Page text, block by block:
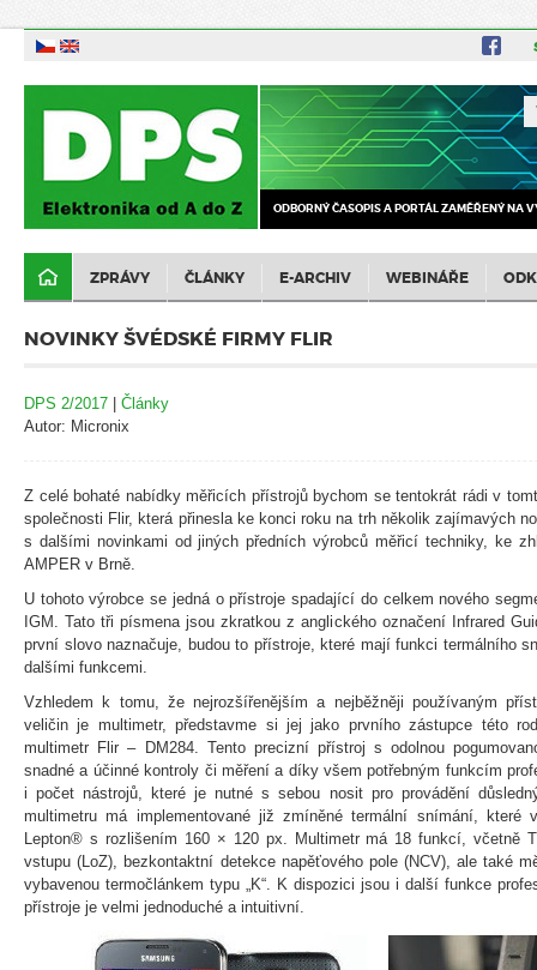
ODBORNÝ ČASOPIS A PORTÁL ZAMĚŘENÝ NA
ZPRÁVY ČLÁNKY E-ARCHIV WEBINÁŘE
NOVINKY ŠVÉDSKÉ FIRMY FLIR
DPS 2/2017 | Články
Autor: Micronix
Z celé bohaté nabídky měřicích přístrojů bychom se tentokrát rádi v
společnosti Flir, která přinesla ke konci roku na trh několik zajímavých
s dalšími novinkami od jiných předních výrobců měřicí techniky, ke
AMPER v Brně.
U tohoto výrobce se jedná o přístroje spadající do celkem nového
IGM. Tato tři písmena jsou zkratkou z anglického označení Infrared
první slovo naznačuje, budou to přístroje, které mají funkci termálního
dalšími funkcemi.
Vzhledem k tomu, že nejrozšířenějším a nejběžněji používaným
veličin je multimetr, představme si jej jako prvního zástupce této
multimetr Flir – DM284. Tento precizní přístroj s odolnou
snadné a účinné kontroly či měření a díky všem potřebným funkcím
i počet nástrojů, které je nutné s sebou nosit pro provádění
multimetru má implementované již zmíněné termální snímání, které
Lepton® s rozlišením 160 × 120 px. Multimetr má 18 funkcí, včetně
vstupu (LoZ), bezkontaktní detekce napěťového pole (NCV), ale také
vybavenou termočlánkem typu „K“. K dispozici jsou i další funkce
přístroje je velmi jednoduché a intuitivní.